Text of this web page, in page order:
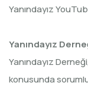
Yanındayız
Yanındayız
Yanındayız
konusunda